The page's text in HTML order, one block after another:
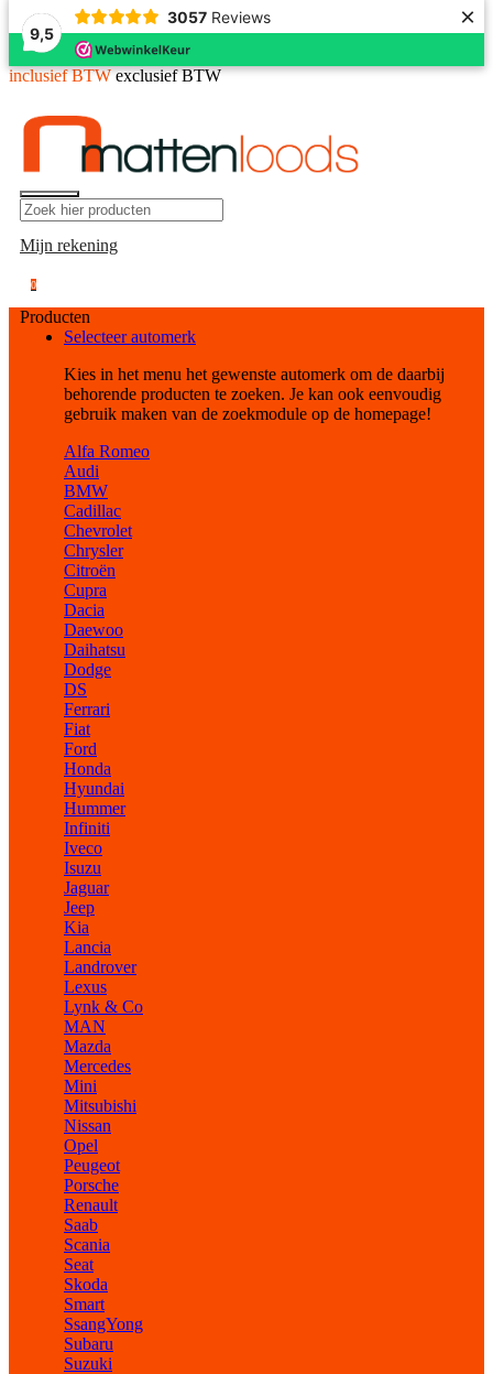
9,5
3057 Reviews ×
inclusief BTW exclusief BTW
Mijn rekening
0
Producten
Selecteer automerk
Kies in het menu het gewenste automerk om de daarbij
behorende producten te zoeken. Je kan ook eenvoudig
gebruik maken van de zoekmodule op de homepage!
Alfa Romeo
Audi
BMW
Cadillac
Chevrolet
Chrysler
Citroën
Cupra
Dacia
Daewoo
Daihatsu
Dodge
DS
Ferrari
Fiat
Ford
Honda
Hyundai
Hummer
Infiniti
Iveco
Isuzu
Jaguar
Jeep
Kia
Lancia
Landrover
Lexus
Lynk & Co
MAN
Mazda
Mercedes
Mini
Mitsubishi
Nissan
Opel
Peugeot
Porsche
Renault
Saab
Scania
Seat
Skoda
Smart
SsangYong
Subaru
Suzuki